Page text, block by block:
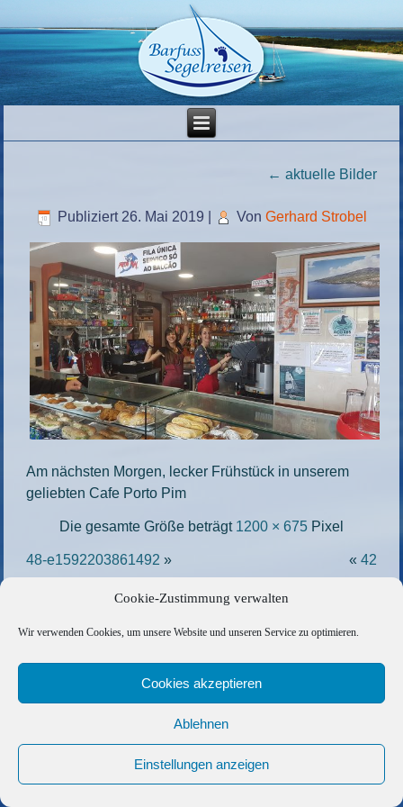
Cookie-Zustimmung verwalten
Wir verwenden Cookies, um unsere Website und unseren Service zu optimieren.
Cookies akzeptieren
Ablehnen
Einstellungen anzeigen
← aktuelle Bilder
Publiziert 26. Mai 2019 Von Gerhard Strobel
Am nächsten Morgen, lecker Frühstück in unserem
geliebten Cafe Porto Pim
Die gesamte Größe beträgt 1200 × 675 Pixel
48-e1592203861492 » « 42
Kontakt|Impressum|Datenschutz|Cookie-Richtlinie
AGB|Befreundete Links